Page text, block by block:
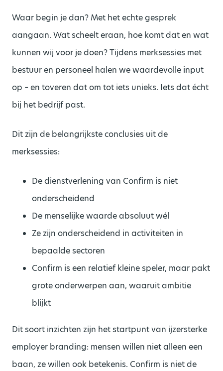
Waar begin je dan? Met het echte gesprek
aangaan. Wat scheelt eraan, hoe komt dat en wat
kunnen wij voor je doen? Tijdens merksessies met
bestuur en personeel halen we waardevolle input
op – en toveren dat om tot iets unieks. Iets dat écht
bij het bedrijf past.
Dit zijn de belangrijkste conclusies uit de
merksessies:
De dienstverlening van Confirm is niet
onderscheidend
De menselijke waarde absoluut wél
Ze zijn onderscheidend in activiteiten in
bepaalde sectoren
Confirm is een relatief kleine speler, maar pakt
grote onderwerpen aan, waaruit ambitie
blijkt
Dit soort inzichten zijn het startpunt van ijzersterke
employer branding: mensen willen niet alleen een
baan, ze willen ook betekenis. Confirm is niet de